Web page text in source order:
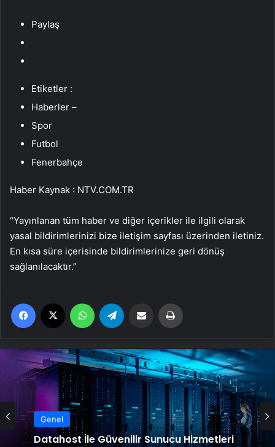
Paylaş
Etiketler :
Haberler –
Spor
Futbol
Fenerbahçe
Haber Kaynak : NTV.COM.TR
“Yayınlanan tüm haber ve diğer içerikler ile ilgili olarak
yasal bildirimlerinizi bize iletişim sayfası üzerinden iletiniz.
En kısa süre içerisinde bildirimlerinize geri dönüş
sağlanılacaktır.”
Facebook WhatsApp Email'den paylaş
Genel
Datahost İle Güvenilir Sunucu Hizmetleri